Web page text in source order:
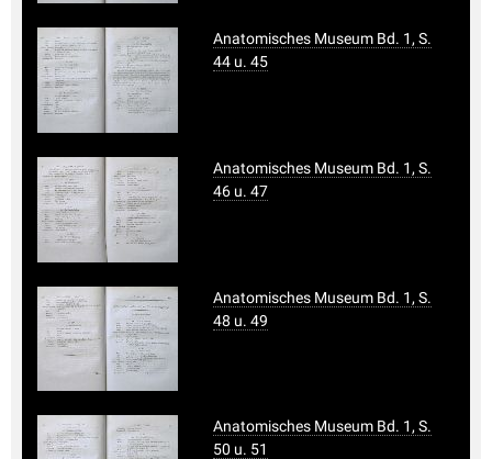
Anatomisches Museum Bd. 1, S.
44 u. 45
Anatomisches Museum Bd. 1, S.
46 u. 47
Anatomisches Museum Bd. 1, S.
48 u. 49
Anatomisches Museum Bd. 1, S.
50 u. 51